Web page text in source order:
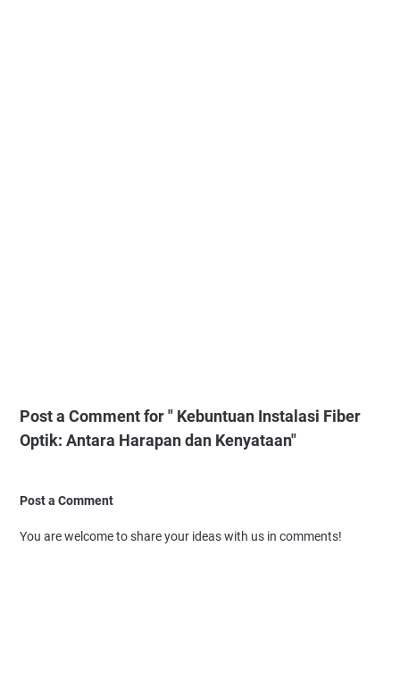
Post a Comment for " Kebuntuan Instalasi Fiber
Optik: Antara Harapan dan Kenyataan"
Post a Comment
You are welcome to share your ideas with us in comments!